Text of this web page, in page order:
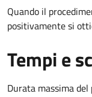
Quando il
positivamente si
Tempi e
Durata massima